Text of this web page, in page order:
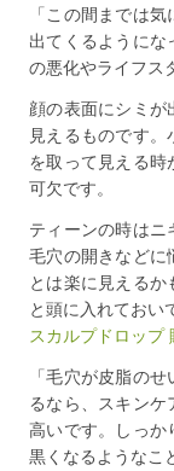
「この間までは
出てくるように
の悪化やライフス
顔の表面にシミ
見えるものです
を取って見える
可欠です。
ティーンの時は
毛穴の開きなどに
とは楽に見える
と頭に入れておい
スカルプドロップ
「毛穴が皮脂の
るなら、スキン
高いです。しっ
黒くなるようなこ